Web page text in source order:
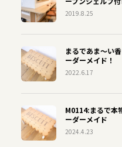
2019.8.25
まるであま〜い
ーダーメイド！
2022.6.17
M0114:まるで本
ーダーメイド
2024.4.23